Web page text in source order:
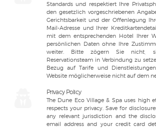
Standards und respektiert Ihre
den gesetzlich vorgeschriebenen
Gerichtsbarkeit und der Offenlegung
Mail-Adresse und Ihrer
mit dem entsprechenden Hotel Ihrer
persönlichen Daten ohne Ihre
weiter. Bitte zögern Sie nicht,
Reservationsteam in Verbindung zu
Bezug auf Tarife und
Website möglicherweise nicht auf dem
Privacy Policy
The Dune Eco Village & Spa uses high
respects your privacy. Save for
any relevant jurisdiction and the
email address and your credit card